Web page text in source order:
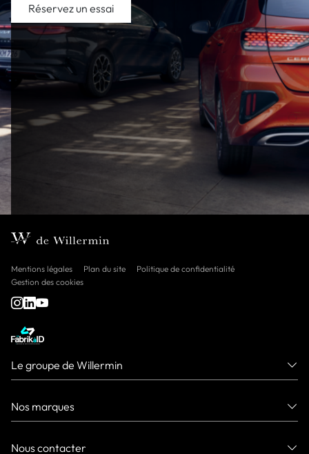
Réservez un essai
Mentions légales Plan du site
Politique de confidentialité
Gestion des cookies
Le groupe de Willermin
Nos marques
Nous contacter